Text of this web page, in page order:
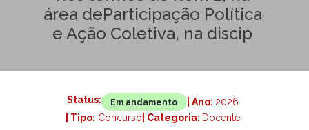
área deParticipação Política
e Ação Coletiva, na discip
Status: Em andamento | Ano: 2026
| Tipo: Concurso | Categoria: Docente